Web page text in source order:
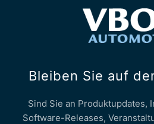
Bleiben Sie auf
Sind Sie an Produktupdates,
Software-Releases,